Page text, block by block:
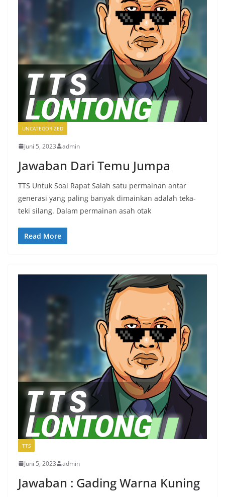
UNCATEGORIZED
Juni 5, 2023 admin
Jawaban Dari Temu Jumpa
TTS Untuk Soal Rapat Salah satu permainan antar
generasi yang paling banyak dimainkan adalah teka-
teki silang. Dalam permainan asah otak
Read More
TTS
Juni 5, 2023 admin
Jawaban : Gading Warna Kuning